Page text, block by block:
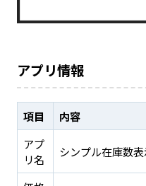
アプリ情報
項目
内容
アプ
リ名
シンプル在庫数